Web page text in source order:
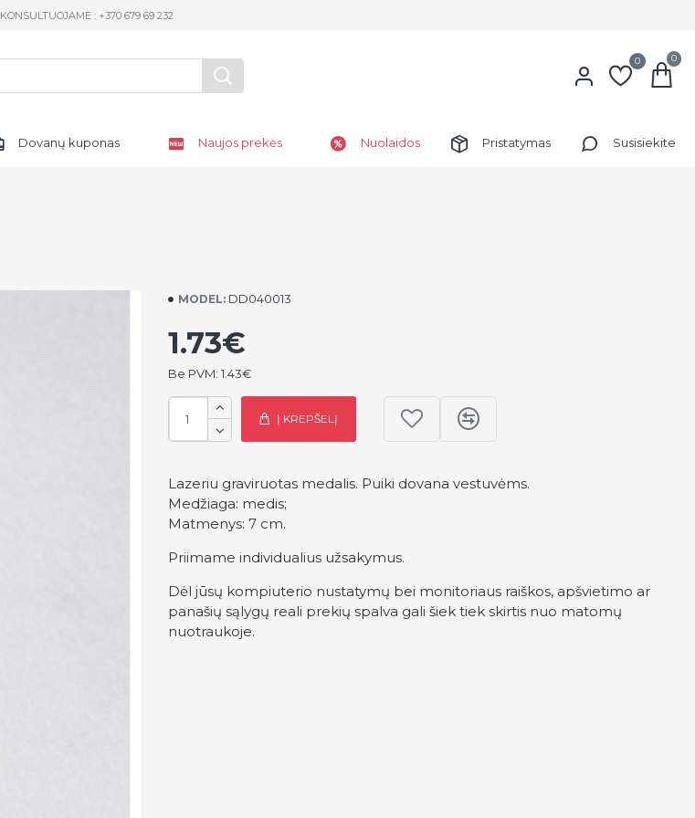
KONSULTUOJAME : +370 679 69 232
0 0
Dovanų kuponas Naujos prekės Nuolaidos Pristatymas Susisiekite
MODEL: DD040013
1.73€
Be PVM: 1.43€
Į KREPŠELĮ
Lazeriu graviruotas medalis. Puiki dovana vestuvėms.
Medžiaga: medis;
Matmenys: 7 cm.
Priimame individualius užsakymus.
Dėl jūsų kompiuterio nustatymų bei monitoriaus raiškos, apšvietimo ar
panašių sąlygų reali prekių spalva gali šiek tiek skirtis nuo matomų
nuotraukoje.